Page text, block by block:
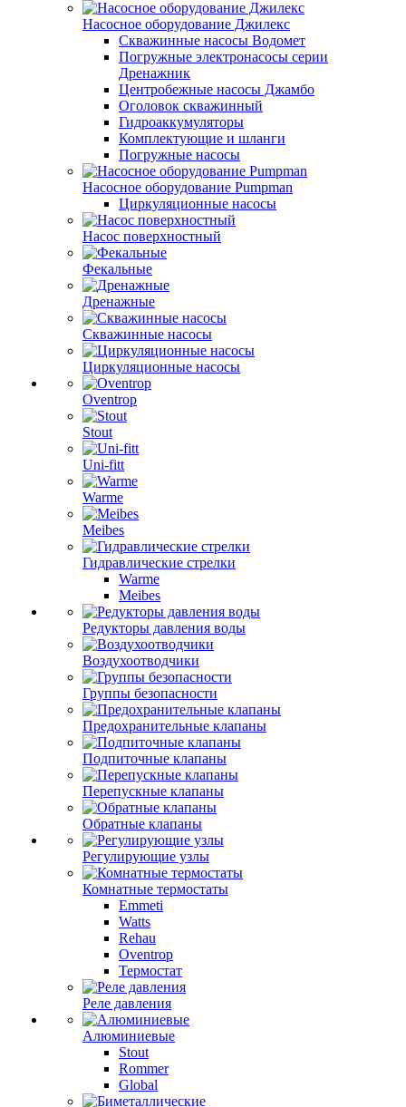
Насосное оборудование Джилекс
Скважинные насосы Водомет
Погружные электронасосы серии
Дренажник
Центробежные насосы Джамбо
Оголовок скважинный
Гидроаккумуляторы
Комплектующие и шланги
Погружные насосы
Насосное оборудование Pumpman
Циркуляционные насосы
Насос поверхностный
Фекальные
Дренажные
Скважинные насосы
Циркуляционные насосы
Oventrop
Stout
Uni-fitt
Warme
Meibes
Гидравлические стрелки
Warme
Meibes
Редукторы давления воды
Воздухоотводчики
Группы безопасности
Предохранительные клапаны
Подпиточные клапаны
Перепускные клапаны
Обратные клапаны
Регулирующие узлы
Комнатные термостаты
Emmeti
Watts
Rehau
Oventrop
Термостат
Реле давления
Алюминиевые
Stout
Rommer
Global